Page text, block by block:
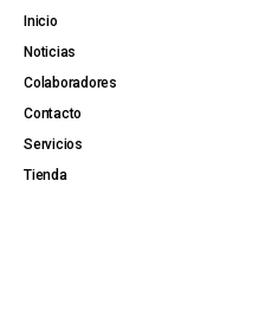
Inicio
Noticias
Colaboradores
Contacto
Servicios
Tienda